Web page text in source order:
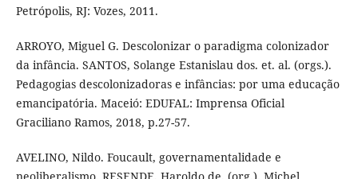
Petrópolis, RJ: Vozes, 2011.
ARROYO, Miguel G. Descolonizar o paradigma colonizador
da infância. SANTOS, Solange Estanislau dos. et. al. (orgs.).
Pedagogias descolonizadoras e infâncias: por uma educação
emancipatória. Maceió: EDUFAL: Imprensa Oficial
Graciliano Ramos, 2018, p.27-57.
AVELINO, Nildo. Foucault, governamentalidade e